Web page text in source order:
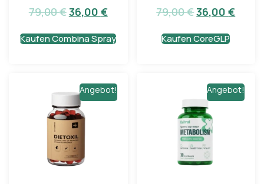
79,00€36,00 €
Kaufen Combina Spray
79,00€36,00€
Kaufen CoreGLP
Angebot! Angebot!